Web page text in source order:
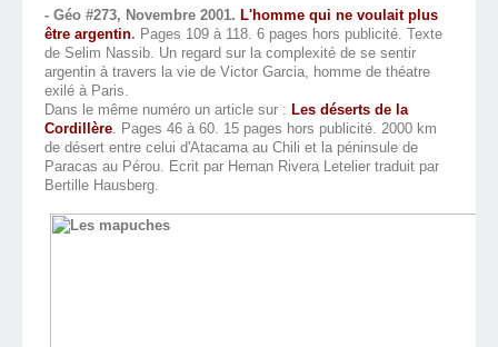
- Géo #273, Novembre 2001. L'homme qui ne voulait plus
être argentin. Pages 109 à 118. 6 pages hors publicité. Texte
de Selim Nassib. Un regard sur la complexité de se sentir
argentin à travers la vie de Victor Garcia, homme de théatre
exilé à Paris.
Dans le même numéro un article sur : Les déserts de la
Cordillère. Pages 46 à 60. 15 pages hors publicité. 2000 km
de désert entre celui d'Atacama au Chili et la péninsule de
Paracas au Pérou. Ecrit par Hernan Rivera Letelier traduit par
Bertille Hausberg.